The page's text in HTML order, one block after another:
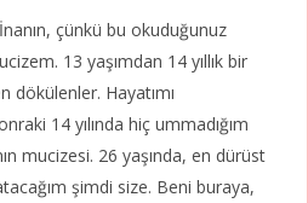
İnanın, çünkü bu okuduğunuz
13 yaşımdan 14 yıllık bir
Hayatımı
14 yılında hiç ummadığım
mucizesi. 26 yaşında, en dürüst
şimdi size. Beni buraya,